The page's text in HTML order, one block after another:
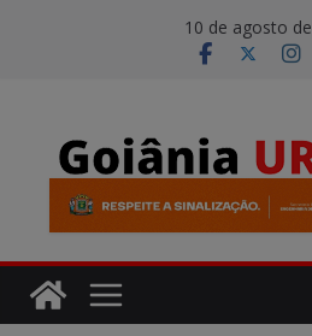
10 de agosto